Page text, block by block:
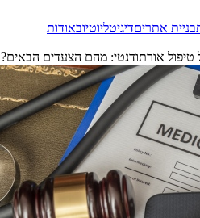
בניית אתריםדיגיטליוטיובאודות
אורתודנטי: מהם הצעדים הבאים?